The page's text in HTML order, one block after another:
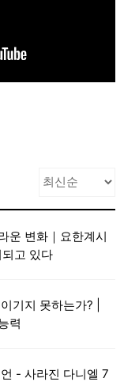
운 변화｜요한계시
고 있다
기지 못하는가? |
력
- 사라진 다니엘 7